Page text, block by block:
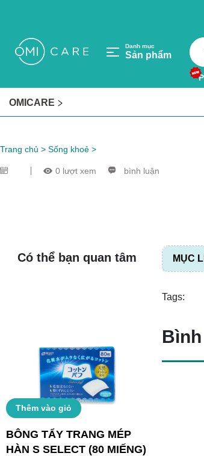
Danh mục
Sản phẩm
OMICARE
Trang chủ > Sống khoẻ >
0 lượt xem bình luận
Có thể bạn quan tâm
Thêm vào giỏ
BÔNG TẨY TRANG MÉP
HÀN S SELECT (80 MIẾNG)
MỤC
Tags: